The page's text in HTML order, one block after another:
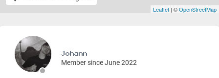
Leaflet | ©OpenStreetMap
Member since June 2022